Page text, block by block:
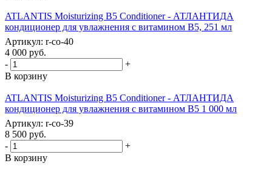
ATLANTIS Moisturizing B5 Conditioner - АТЛАНТИДА
кондиционер для увлажнения с витамином В5, 251 мл
Артикул: r-co-40
4 000 руб.
-
+
В корзину
ATLANTIS Moisturizing B5 Conditioner - АТЛАНТИДА
кондиционер для увлажнения с витамином В5 1 000 мл
Артикул: r-co-39
8 500 руб.
-
+
В корзину